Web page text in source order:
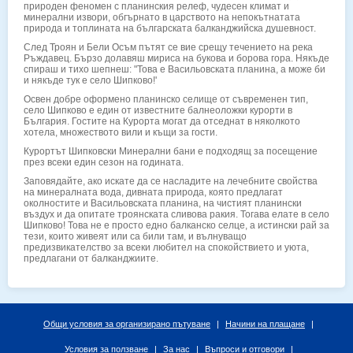
природен феномен с планинския релеф, чудесен климат и
минерални извори, обгърнато в царството на непокътнатата
природа и топлината на българската балканджийска душевност.
След Троян и Бели Осъм пътят се вие срещу течението на река
Ръждавец. Бързо долавяш мириса на букова и борова гора. Някъде
спираш и тихо шепнеш: "Това е Васильовската планина, а може би
и някъде тук e село Шипково!'
Освен добре оформено планинско селище от съвременен тип,
село Шипково е един от известните балнеоложки курорти в
България. Гостите на Курорта могат да отседнат в няколкото
хотела, множеството вили и къщи за гости.
Курортът Шипковски Минерални бани е подходящ за посещение
през всеки един сезон на годината.
Заповядайте, ако искате да се насладите на лечебните свойства
на минералната вода, дивната природа, която предлагат
околностите и Васильовската планина, на чистият планински
въздух и да опитате троянската сливова ракия. Тогава елате в село
Шипково! Това не е просто едно балканско селце, а истински рай за
тези, които живеят или са били там, и вълнуващо
предизвикателство за всеки любител на спокойствието и уюта,
предлагани от балканджиите.
Общи условия за организирано пътуване | Начини на плащане |
Условия за ползване | За нас | Въпроси и отговори |